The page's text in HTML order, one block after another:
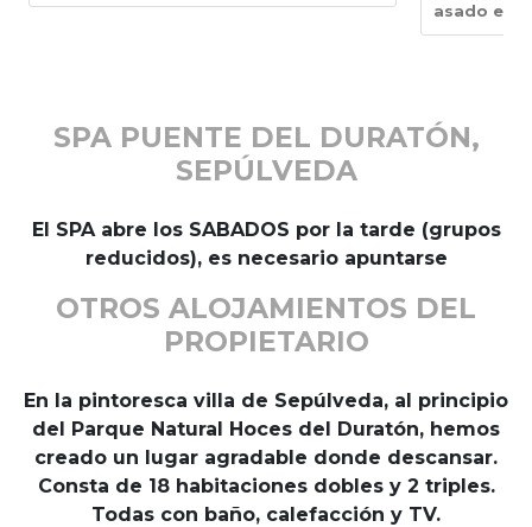
asado en
SPA PUENTE DEL DURATÓN,
SEPÚLVEDA
El SPA abre los SABADOS por la tarde (grupos
reducidos), es necesario apuntarse
OTROS ALOJAMIENTOS DEL
PROPIETARIO
En la pintoresca villa de Sepúlveda, al principio
del Parque Natural Hoces del Duratón, hemos
creado un lugar agradable donde descansar.
Consta de 18 habitaciones dobles y 2 triples.
Todas con baño, calefacción y TV.